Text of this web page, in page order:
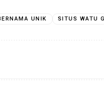
UNIK SITUS WATU